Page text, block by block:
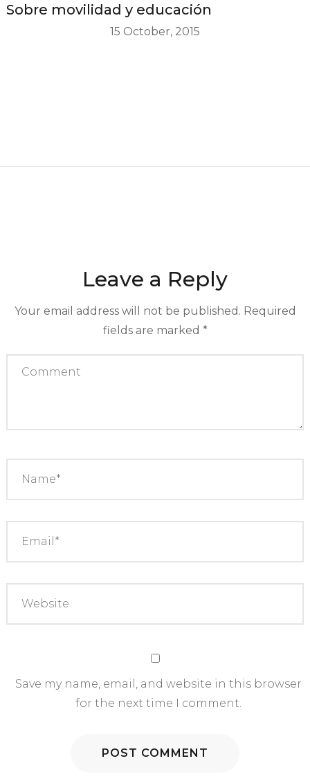
Sobre movilidad y educación
15 October, 2015
Leave a Reply
Your email address will not be published. Required
fields are marked *
Save my name, email, and website in this browser
for the next time I comment.